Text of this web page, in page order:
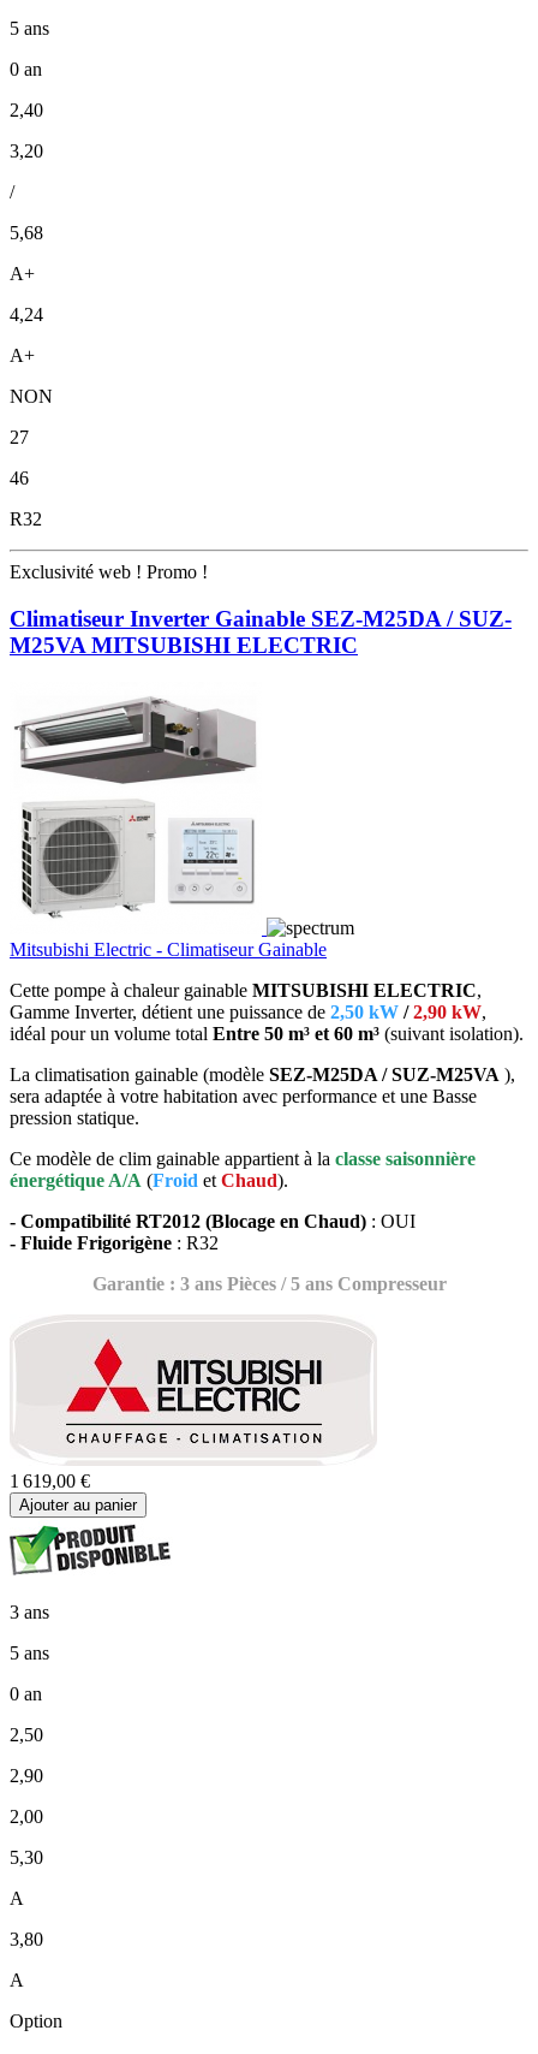
5 ans
0 an
2,40
3,20
/
5,68
A+
4,24
A+
NON
27
46
R32
Exclusivité web ! Promo !
Climatiseur Inverter Gainable SEZ-M25DA / SUZ-
M25VA MITSUBISHI ELECTRIC
Mitsubishi Electric - Climatiseur Gainable
Cette pompe à chaleur gainable MITSUBISHI ELECTRIC,
Gamme Inverter, détient une puissance de 2,50 kW /2,90 kW,
idéal pour un volume total Entre 50 m³ et 60 m³ (suivant isolation).
La climatisation gainable (modèle SEZ-M25DA / SUZ-M25VA ),
sera adaptée à votre habitation avec performance et une Basse
pression statique.
Ce modèle de clim gainable appartient à la classe saisonnière
énergétique A/A (Froid et Chaud).
- Compatibilité RT2012 (Blocage en Chaud) : OUI
- Fluide Frigorigène : R32
Garantie : 3 ans Pièces / 5 ans Compresseur
1 619,00 €
Ajouter au panier
3 ans
5 ans
0 an
2,50
2,90
2,00
5,30
A
3,80
A
Option